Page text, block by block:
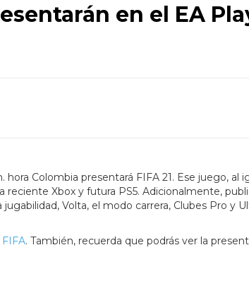
en el EA
Colombia presentará FIFA 21. Ese juego, al
reciente Xbox y futura PS5. Adicionalmente,
Volta, el modo carrera, Clubes Pro y
. También, recuerda que podrás ver la